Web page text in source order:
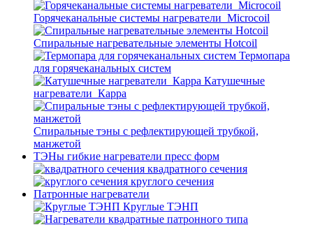
Горячеканальные системы нагреватели_Microcoil
Спиральные нагревательные элементы Hotcoil
Термопара
для горячеканальных систем
Катушечные
нагреватели_Карра
Спиральные тэны с рефлектирующей трубкой,
манжетой
ТЭНы гибкие нагреватели пресс форм
квадратного сечения
круглого сечения
Патронные нагреватели
Круглые ТЭНП